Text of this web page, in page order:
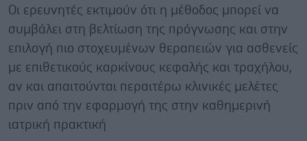
Οι ερευνητές εκτιμούν ότι η μέθοδος μπορεί να
συμβάλει στη βελτίωση της πρόγνωσης και στην
επιλογή πιο στοχευμένων θεραπειών για ασθενείς
με επιθετικούς καρκίνους κεφαλής και τραχήλου,
αν και απαιτούνται περαιτέρω κλινικές μελέτες
πριν από την εφαρμογή της στην καθημερινή
ιατρική πρακτική